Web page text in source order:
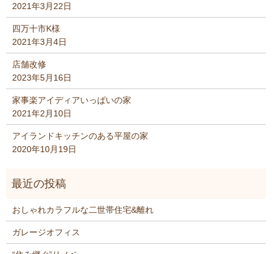
2021年3月22日
四万十市K様
2021年3月4日
店舗改修
2023年5月16日
家事楽アイディアいっぱいの家
2021年2月10日
アイランドキッチンのある平屋の家
2020年10月19日
おしゃれカラフルな二世帯住宅&離れ
ガレージオフィス